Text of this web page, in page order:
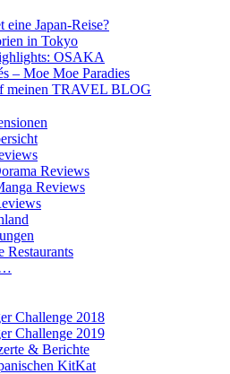
eine Japan-Reise?
in Tokyo
OSAKA
– Moe Moe Paradies
meinen TRAVEL BLOG
Reviews
Reviews
Restaurants
Challenge 2018
Challenge 2019
& Berichte
KitKat